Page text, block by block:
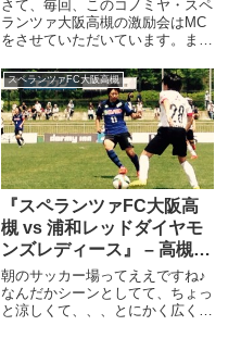
さて、毎回、このコノミヤ・スペ
ランツァ大阪高槻の激励会はMC
をさせていただいています。まぁ
ん資料が少ないんですが、、、そ
れでもやりきる王子です♪基本、
なんとかします！たつをさんオス
スメですといろいろご紹介して
く...
スペランツァFC大阪高槻
『スペランツァFC大阪高
槻 vs 浦和レッドダイヤモ
ンズレディース』 – 高槻市
萩谷総合公園サッカー場
朝のサッカー場ってええですね♪
なんだかシーンとしてて、ちょっ
と涼しくて、、、とにかく広く